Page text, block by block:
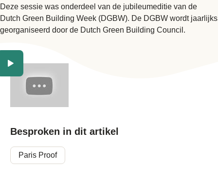
Deze sessie was onderdeel van de jubileumeditie van de
Dutch Green Building Week (DGBW). De DGBW wordt jaarlijks
georganiseerd door de Dutch Green Building Council.
Besproken in dit artikel
Paris Proof